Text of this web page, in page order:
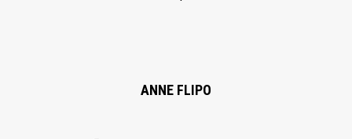
ANNE FLIPO